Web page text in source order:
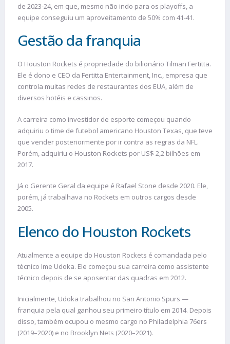
de 2023-24, em que, mesmo não indo para os playoffs, a
equipe conseguiu um aproveitamento de 50% com 41-41.
Gestão da franquia
O Houston Rockets é propriedade do bilionário Tilman Fertitta.
Ele é dono e CEO da Fertitta Entertainment, Inc., empresa que
controla muitas redes de restaurantes dos EUA, além de
diversos hotéis e cassinos.
A carreira como investidor de esporte começou quando
adquiriu o time de futebol americano Houston Texas, que teve
que vender posteriormente por ir contra as regras da NFL.
Porém, adquiriu o Houston Rockets por US$ 2,2 bilhões em
2017.
Já o Gerente Geral da equipe é Rafael Stone desde 2020. Ele,
porém, já trabalhava no Rockets em outros cargos desde
2005.
Elenco do Houston Rockets
Atualmente a equipe do Houston Rockets é comandada pelo
técnico Ime Udoka. Ele começou sua carreira como assistente
técnico depois de se aposentar das quadras em 2012.
Inicialmente, Udoka trabalhou no San Antonio Spurs —
franquia pela qual ganhou seu primeiro título em 2014. Depois
disso, também ocupou o mesmo cargo no Philadelphia 76ers
(2019–2020) e no Brooklyn Nets (2020–2021).